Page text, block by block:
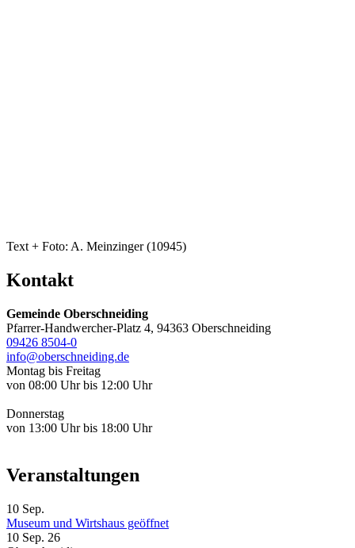
Text + Foto: A. Meinzinger (10945)
Kontakt
Gemeinde Oberschneiding
Pfarrer-Handwercher-Platz 4, 94363 Oberschneiding
09426 8504-0
info@oberschneiding.de
Montag bis Freitag
von 08:00 Uhr bis 12:00 Uhr
Donnerstag
von 13:00 Uhr bis 18:00 Uhr
Veranstaltungen
10 Sep.
Museum und Wirtshaus geöffnet
10 Sep. 26